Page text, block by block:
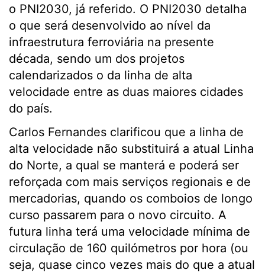
o PNI2030, já referido. O PNI2030 detalha
o que será desenvolvido ao nível da
infraestrutura ferroviária na presente
década, sendo um dos projetos
calendarizados o da linha de alta
velocidade entre as duas maiores cidades
do país.
Carlos Fernandes clarificou que a linha de
alta velocidade não substituirá a atual Linha
do Norte, a qual se manterá e poderá ser
reforçada com mais serviços regionais e de
mercadorias, quando os comboios de longo
curso passarem para o novo circuito. A
futura linha terá uma velocidade mínima de
circulação de 160 quilómetros por hora (ou
seja, quase cinco vezes mais do que a atual